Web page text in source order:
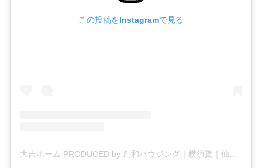
この投稿をInstagramで見る